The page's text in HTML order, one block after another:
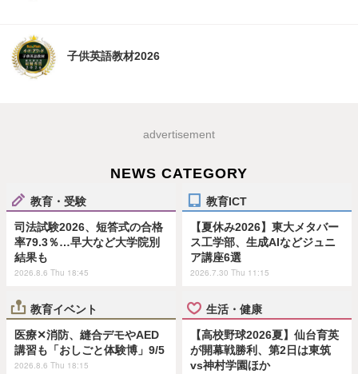
子供英語教材2026
advertisement
NEWS CATEGORY
教育・受験
司法試験2026、短答式の合格
率79.3％…早大など大学院別
結果も
2026.8.6 Thu 18:45
教育ICT
【夏休み2026】東大メタバー
ス工学部、生成AIなどジュニ
ア講座6選
2026.7.30 Thu 11:15
教育イベント
医療✕消防、縫合デモやAED
講習も「おしごと体験博」9/5
2026.8.6 Thu 18:15
生活・健康
【高校野球2026夏】仙台育英
が開幕戦勝利、第2日は東筑
vs神村学園ほか